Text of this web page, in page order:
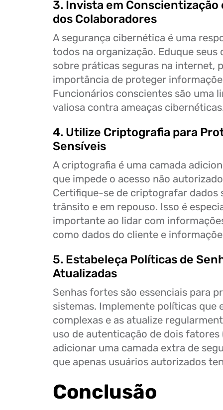
3. Invista em Conscientização
dos Colaboradores
A segurança cibernética é uma
todos na organização. Eduque seus
sobre práticas seguras na internet,
importância de proteger
Funcionários conscientes são uma
valiosa contra ameaças
4. Utilize Criptografia para
Sensíveis
A criptografia é uma camada
que impede o acesso não
Certifique-se de criptografar dados
trânsito e em repouso. Isso é
importante ao lidar com
como dados do cliente e
5. Estabeleça Políticas de
Atualizadas
Senhas fortes são essenciais para
sistemas. Implemente políticas que
complexas e as atualize
uso de autenticação de dois fatores
adicionar uma camada extra de
que apenas usuários autorizados
Conclusão